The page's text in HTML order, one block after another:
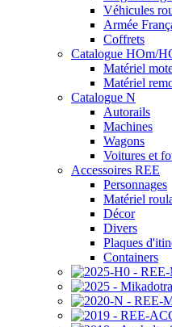
Véhicules
Armée
Coffrets
Catalogue HOm/
Matériel
Matériel
Catalogue N
Autorails
Machines
Wagons
Voitures et
Accessoires REE
Personnages
Matériel
Décor
Divers
Plaques
Containers